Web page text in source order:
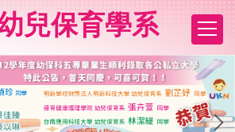
兒保育學系